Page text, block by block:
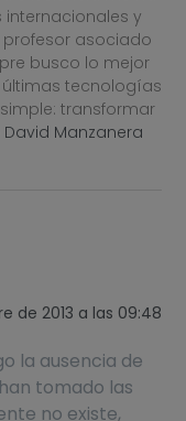
y
asociado
busco lo mejor
tecnologías
transformar
David Manzanera
de 2013 a las 09:48
la ausencia de
tomado las
no existe,